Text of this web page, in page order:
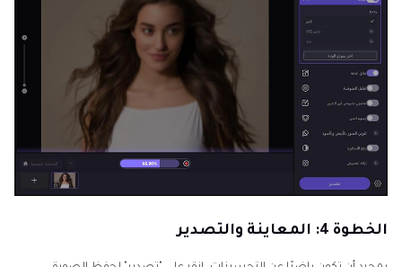
الخطوة 4: المعاينة والتصدير